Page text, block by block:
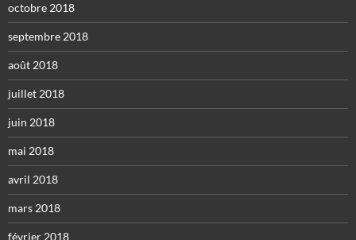
octobre 2018
septembre 2018
août 2018
juillet 2018
juin 2018
mai 2018
avril 2018
mars 2018
février 2018